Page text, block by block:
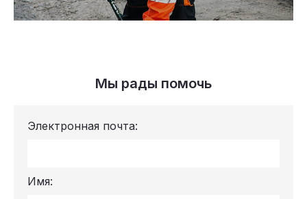
Мы рады помочь
Электронная почта:
Имя: